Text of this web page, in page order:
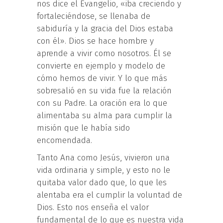
nos dice el Evangelio, «iba creciendo y
fortaleciéndose, se llenaba de
sabiduría y la gracia del Dios estaba
con él». Dios se hace hombre y
aprende a vivir como nosotros. Él se
convierte en ejemplo y modelo de
cómo hemos de vivir. Y lo que más
sobresalió en su vida fue la relación
con su Padre. La oración era lo que
alimentaba su alma para cumplir la
misión que le había sido
encomendada.
Tanto Ana como Jesús, vivieron una
vida ordinaria y simple, y esto no le
quitaba valor dado que, lo que les
alentaba era el cumplir la voluntad de
Dios. Esto nos enseña el valor
fundamental de lo que es nuestra vida